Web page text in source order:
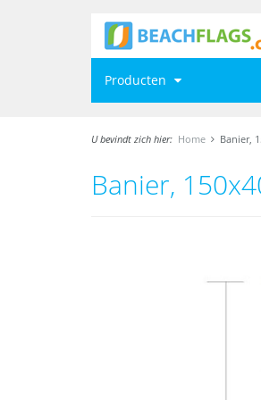
Producten
U bevindt zich hier: Home Banier,
Banier,